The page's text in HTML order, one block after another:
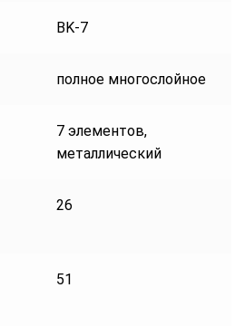
BK-7
полное многослойное
7 элементов,
металлический
26
51